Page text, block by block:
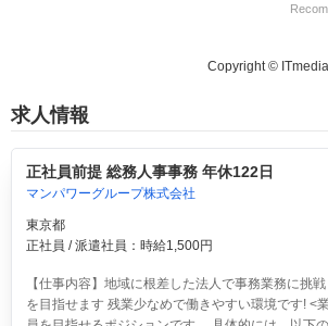
Copyright ©
求人情報
正社員前提 総務人事事務 年休122日
マンパワーグループ株式会社
東京都
正社員 / 派遣社員：時給1,500円
【仕事内容】地域に根差した法人で事務業務に挑
を目指せます 残業少なめで働きやすい環境です! <